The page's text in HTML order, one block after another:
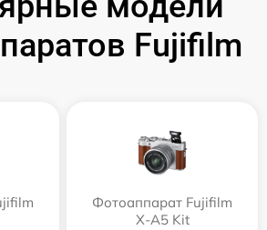
Fujifilm
Фотоаппарат Fujifilm
X-A5 Kit